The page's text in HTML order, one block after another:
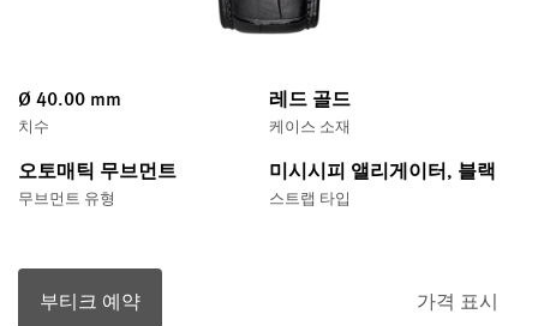
Ø 40.00 mm
치수
레드 골드
케이스 소재
오토매틱 무브먼트
무브먼트 유형
미시시피 앨리게이터, 블랙
스트랩 타입
부티크 예약 가격 표시